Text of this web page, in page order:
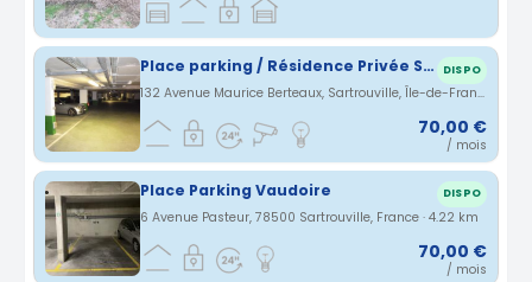
Place parking / Résidence Privée Sécurisée / Proche transport DISPO
132 Avenue Maurice Berteaux, Sartrouville, Île-de-France, France · 4.2 km
70,00 €
/ mois
Place Parking Vaudoire DISPO
6 Avenue Pasteur, 78500 Sartrouville, France · 4.22 km
70,00 €
/ mois